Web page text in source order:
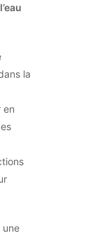
la
en
une